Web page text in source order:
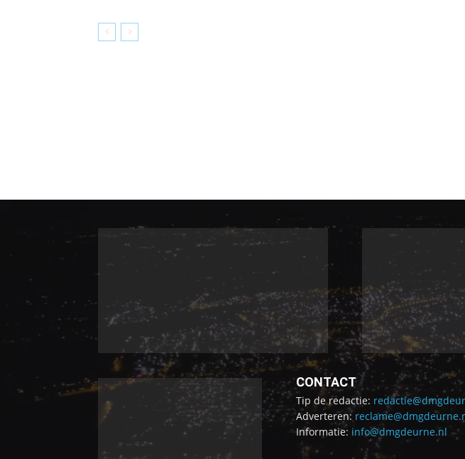
CONTACT
Tip de redactie:
Adverteren:
Informatie: info@dmgdeurne.nl